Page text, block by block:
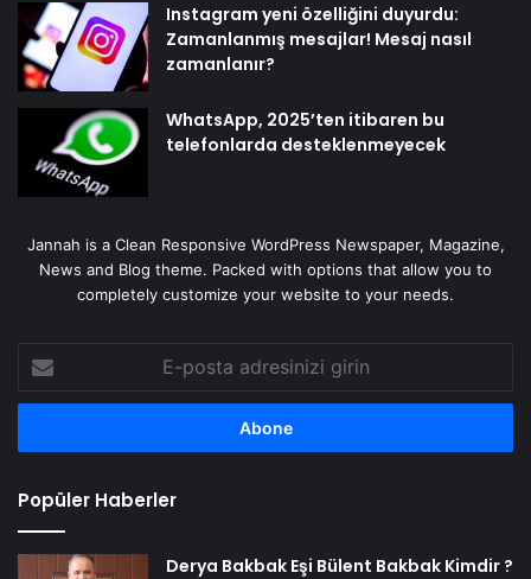
Instagram yeni özelliğini duyurdu:
Zamanlanmış mesajlar! Mesaj nasıl
zamanlanır?
WhatsApp, 2025’ten itibaren bu
telefonlarda desteklenmeyecek
Jannah is a Clean Responsive WordPress Newspaper, Magazine,
News and Blog theme. Packed with options that allow you to
completely customize your website to your needs.
posta
adresinizi
Popüler Haberler
Derya Bakbak Eşi Bülent Bakbak Kimdir ?